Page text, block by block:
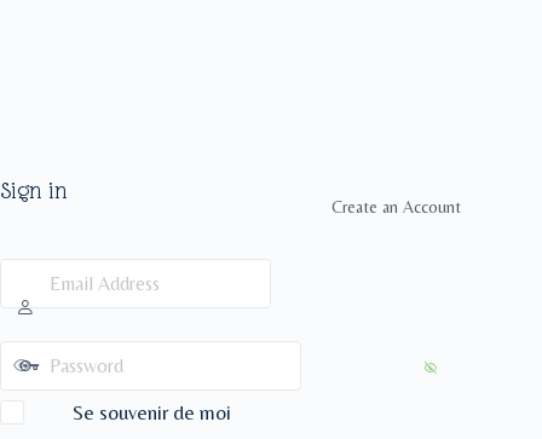
Sign in
Create an Account
Se souvenir de moi